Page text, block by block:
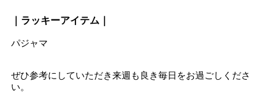
｜ラッキーアイテム｜
パジャマ
ぜひ参考にしていただき来週も良き毎日をお過ごしくださ
い。